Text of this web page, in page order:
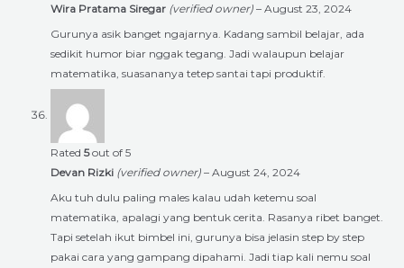
Wira Pratama Siregar (verified owner) – August 23, 2024
Gurunya asik banget ngajarnya. Kadang sambil belajar, ada
sedikit humor biar nggak tegang. Jadi walaupun belajar
matematika, suasananya tetep santai tapi produktif.
Rated 5out of 5
Devan Rizki (verified owner) – August 24, 2024
Aku tuh dulu paling males kalau udah ketemu soal
matematika, apalagi yang bentuk cerita. Rasanya ribet banget.
Tapi setelah ikut bimbel ini, gurunya bisa jelasin step by step
pakai cara yang gampang dipahami. Jadi tiap kali nemu soal